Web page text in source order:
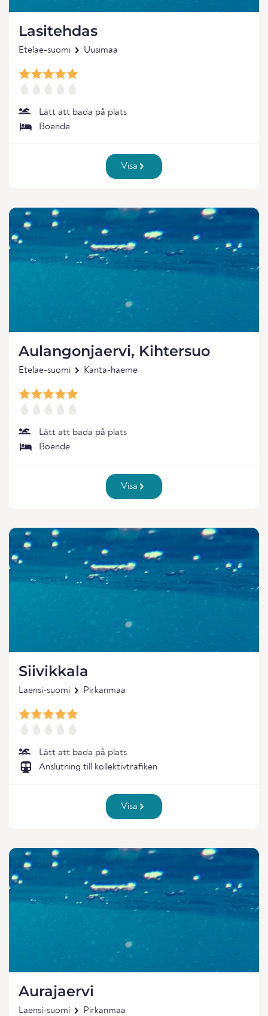
Lasitehdas
Etelae-suomi Uusimaa
Lätt att bada på plats
Boende
Visa
Aulangonjaervi, Kihtersuo
Etelae-suomi Kanta-haeme
Lätt att bada på plats
Boende
Visa
Siivikkala
Laensi-suomi Pirkanmaa
Lätt att bada på plats
Anslutning till kollektivtrafiken
Visa
Aurajaervi
Laensi-suomi Pirkanmaa